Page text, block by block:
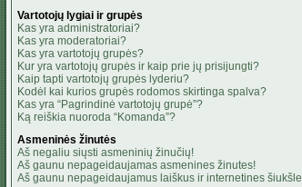
Vartotojų lygiai ir grupės
Kas yra administratoriai?
Kas yra moderatoriai?
Kas yra vartotojų grupės?
Kur yra vartotojų grupės ir kaip prie jų prisijungti?
Kaip tapti vartotojų grupės lyderiu?
Kodėl kai kurios grupės rodomos skirtinga spalva?
Kas yra “Pagrindinė vartotojų grupė”?
Ką reiškia nuoroda “Komanda”?
Asmeninės žinutės
Aš negaliu siųsti asmeninių žinučių!
Aš gaunu nepageidaujamas asmenines žinutes!
Aš gaunu nepageidaujamus laiškus ir internetines